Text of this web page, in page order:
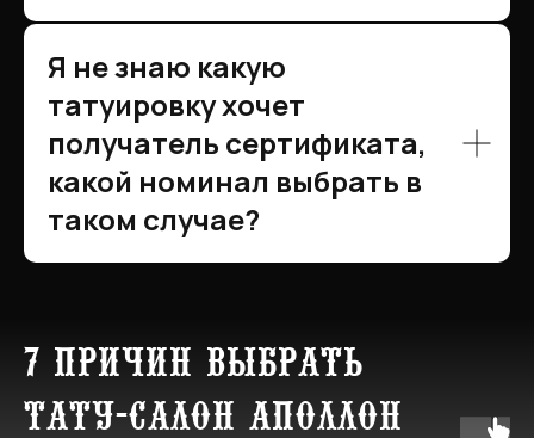
Меню Работы Отзывы Связаться
A
Я не знаю какую
татуировку хочет
получатель сертификата,
какой номинал выбрать в
таком случае?
7 причин выбрать
тату-салон Аполлон